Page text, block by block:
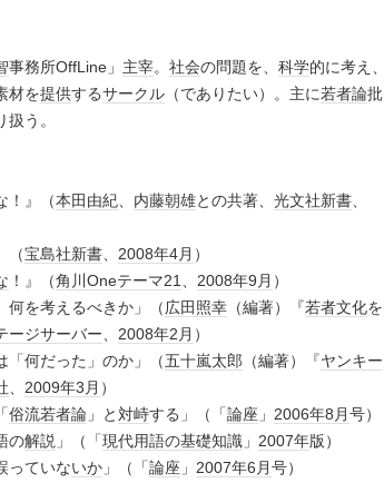
事務所OffLine」 主宰。 社会の問題を、 科学的に考え、
材を提供するサークル （でありたい）。主に若者論批
扱う。
！』（本田由紀、 内藤朝雄との共著、 光文社新書、
（宝島社新書、 2008年4月 ）
！』（角川Oneテーマ21、 2008年9月 ）
を考えるべきか」（広田照幸 （編著）『若者文化を
ージサーバー、 2008年2月 ）
「何だった」のか」（五十嵐太郎 （編著）『ヤンキー
、 2009年3月 ）
俗流若者論 」と対峙する」（「論座 」 2006年8月号）
の解説 」（「現代用語の基礎知識 」 2007年版）
っていないか 」（「論座 」 2007年6月号）